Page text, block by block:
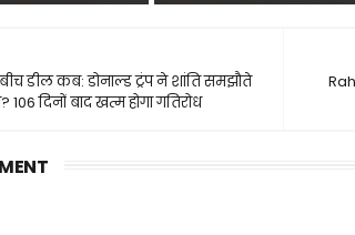
डील कब: डोनाल्ड ट्रंप ने शांति समझौते
दिनों बाद खत्म होगा गतिरोध